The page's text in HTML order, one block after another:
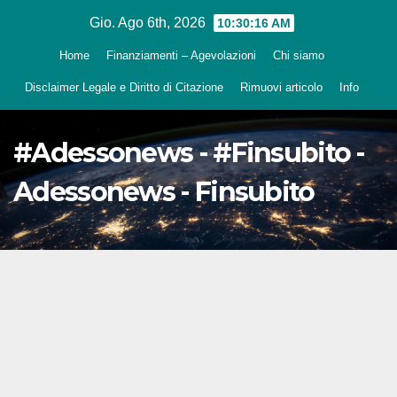
Gio. Ago 6th, 2026 10:30:17 AM
Home Finanziamenti – Agevolazioni Chi siamo
Disclaimer Legale e Diritto di Citazione Rimuovi articolo Info
#Adessonews - #Finsubito -
Adessonews - Finsubito